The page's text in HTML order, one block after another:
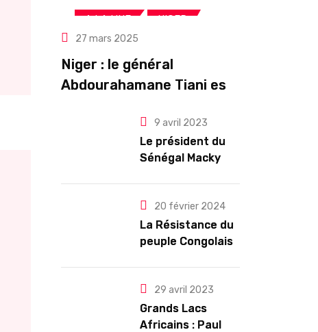
A LA UNE NIGER
Politique
27 mars 2025
Niger : le général
Abdourahamane Tiani est
président pour cinq ans
renouvelables
9 avril 2023
Le président du
Sénégal Macky
l’arrêt des
troubles
20 février 2024
La Résistance du
peuple Congolais
par le Rwanda
29 avril 2023
Grands Lacs
Africains : Paul